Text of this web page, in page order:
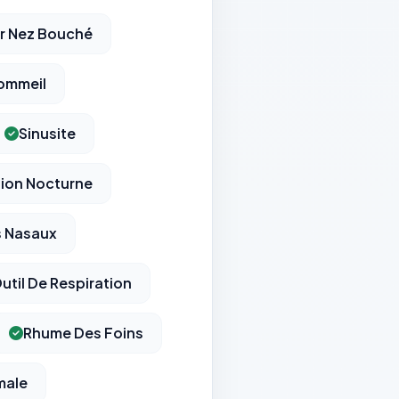
Nez Bouché
Sinusite
Nocturne
De Respiration
Rhume Des Foins